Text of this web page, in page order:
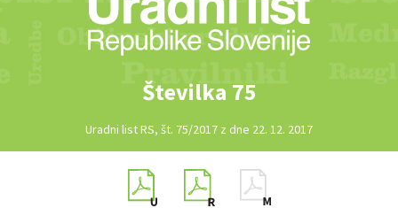
Številka 75
Uradni list RS, št. 75/2017 z dne 22. 12. 2017